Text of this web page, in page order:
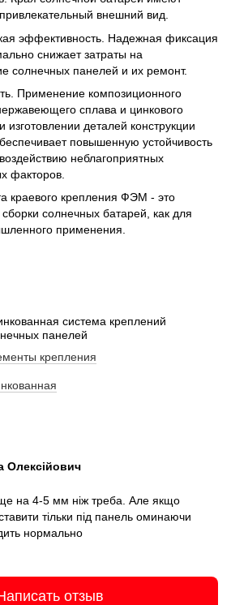
внешний вид.
эффективность. Надежная фиксация
снижает затраты на
солнечных панелей и их ремонт.
Применение композиционного
сплава и цинкового
изготовлении деталей конструкции
повышенную устойчивость
неблагоприятных
факторов.
краевого крепления ФЭМ - это
солнечных батарей, как для
применения.
система креплений
панелей
крепления
Олексійович
на 4-5 мм ніж треба. Але якщо
тільки під панель оминаючи
нормально
отзыв